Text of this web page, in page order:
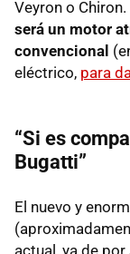
Veyron o
será un motor
convencional
eléctrico, para
“Si es
Bugatti”
El nuevo y
actual, ya de